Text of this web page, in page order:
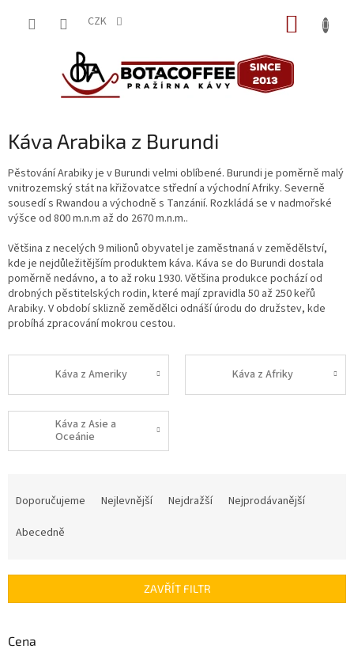
CZK
Káva Arabika z Burundi
Pěstování Arabiky je v Burundi velmi oblíbené. Burundi je poměrně malý
vnitrozemský stát na křižovatce střední a východní Afriky. Severně
sousedí s Rwandou a východně s Tanzánií. Rozkládá se v nadmořské
výšce od 800 m.n.m až do 2670 m.n.m..
Většina z necelých 9 milionů obyvatel je zaměstnaná v zemědělství,
kde je nejdůležitějším produktem káva. Káva se do Burundi dostala
poměrně nedávno, a to až roku 1930. Většina produkce pochází od
drobných pěstitelských rodin, které mají zpravidla 50 až 250 keřů
Arabiky. V období sklizně zemědělci odnáší úrodu do družstev, kde
probíhá zpracování mokrou cestou.
Káva z Ameriky Káva z Afriky
Káva z Asie a
Oceánie
r
d
Doporučujeme Nejlevnější Nejdražší
Nejprodávanější
Abecedně
ZAVŘÍT FILTR
Cena